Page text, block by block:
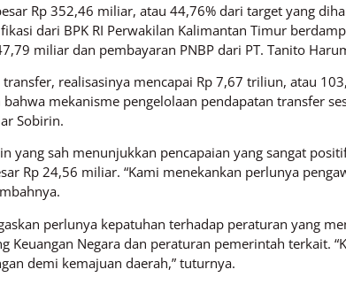
Rp 352,46 miliar, atau 44,76% dari target yang
dari BPK RI Perwakilan Kalimantan Timur
miliar dan pembayaran PNBP dari PT. Tanito
realisasinya mencapai Rp 7,67 triliun, atau
mekanisme pengelolaan pendapatan transfer
Sobirin.
yang sah menunjukkan pencapaian yang sangat
Rp 24,56 miliar. “Kami menekankan perlunya
perlunya kepatuhan terhadap peraturan yang
Keuangan Negara dan peraturan pemerintah terkait.
demi kemajuan daerah,” tuturnya.